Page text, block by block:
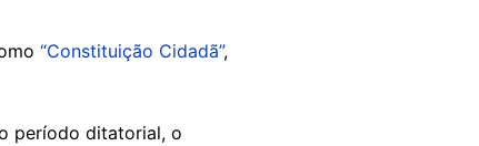
“Constituição Cidadã”,
período ditatorial, o